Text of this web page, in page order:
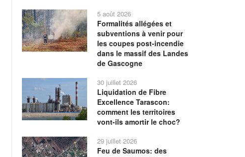
5 août 2026
Formalités allégées et
subventions à venir pour
les coupes post-incendie
dans le massif des Landes
de Gascogne
30 juillet 2026
Liquidation de Fibre
Excellence Tarascon:
comment les territoires
vont-ils amortir le choc?
29 juillet 2026
Feu de Saumos: des